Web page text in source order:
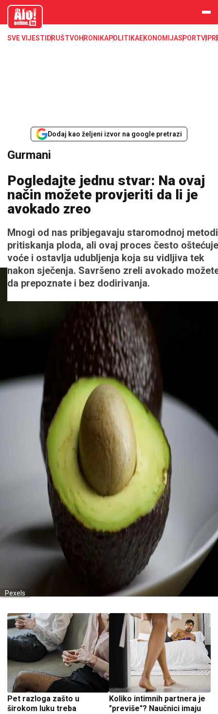
aloonline.b
SVE VIJESTI DRUŠTVOHRONIKAPOLITIKAEKONOMIJASPORTVIP
Dodaj kao željeni izvor na google pretrazi
Gurmani
Pogledajte jednu stvar: Na ovaj
način možete provjeriti da li je
avokado zreo
Mnogi od nas pribjegavaju staromodnoj metodi
pritiskanja ploda, ali ovaj proces često oštećuje
voće i ostavlja udubljenja koja su vidljiva tek
nakon sječenja. Savršeno zreli avokado
da prepoznate i bez dodirivanja.
Prenosi:M. S.
12.05.2026.
23:00
0
Pexels
Pet razloga zašto u
širokom luku treba
Koliko intimnih partnera je
"previše"? Naučnici imaju